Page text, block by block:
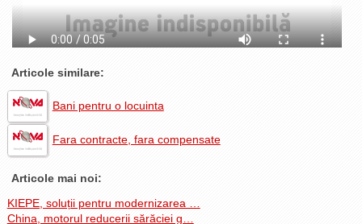
Zona Neutră
Contact
Articole similare:
Bani pentru o locuinta
Fara contracte, fara compensate
Articole mai noi:
KIEPE, soluții pentru modernizarea …
China, motorul reducerii sărăciei g…